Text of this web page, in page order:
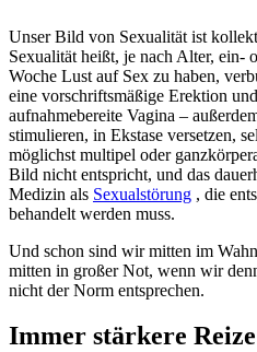
Unser Bild von Sexualität ist
Sexualität heißt, je nach Alter, ein-
Woche Lust auf Sex zu haben,
eine vorschriftsmäßige Erektion
aufnahmebereite Vagina –
stimulieren, in Ekstase versetzen,
möglichst multipel oder
Bild nicht entspricht, und das
Medizin als Sexualstörung , die
behandelt werden muss.
Und schon sind wir mitten im
mitten in großer Not, wenn wir
nicht der Norm entsprechen.
Immer stärkere Reize